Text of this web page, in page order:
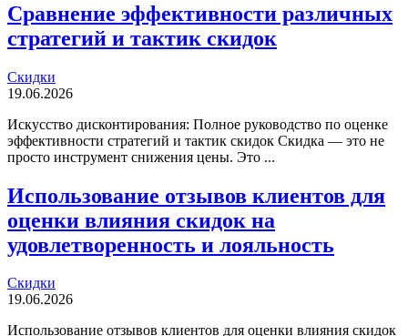
Сравнение эффективности различных
стратегий и тактик скидок
Скидки
19.06.2026
Искусство дисконтирования: Полное руководство по оценке
эффективности стратегий и тактик скидок Скидка — это не
просто инструмент снижения цены. Это ...
Использование отзывов клиентов для
оценки влияния скидок на
удовлетворенность и лояльность
Скидки
19.06.2026
Использование отзывов клиентов для оценки влияния скидок